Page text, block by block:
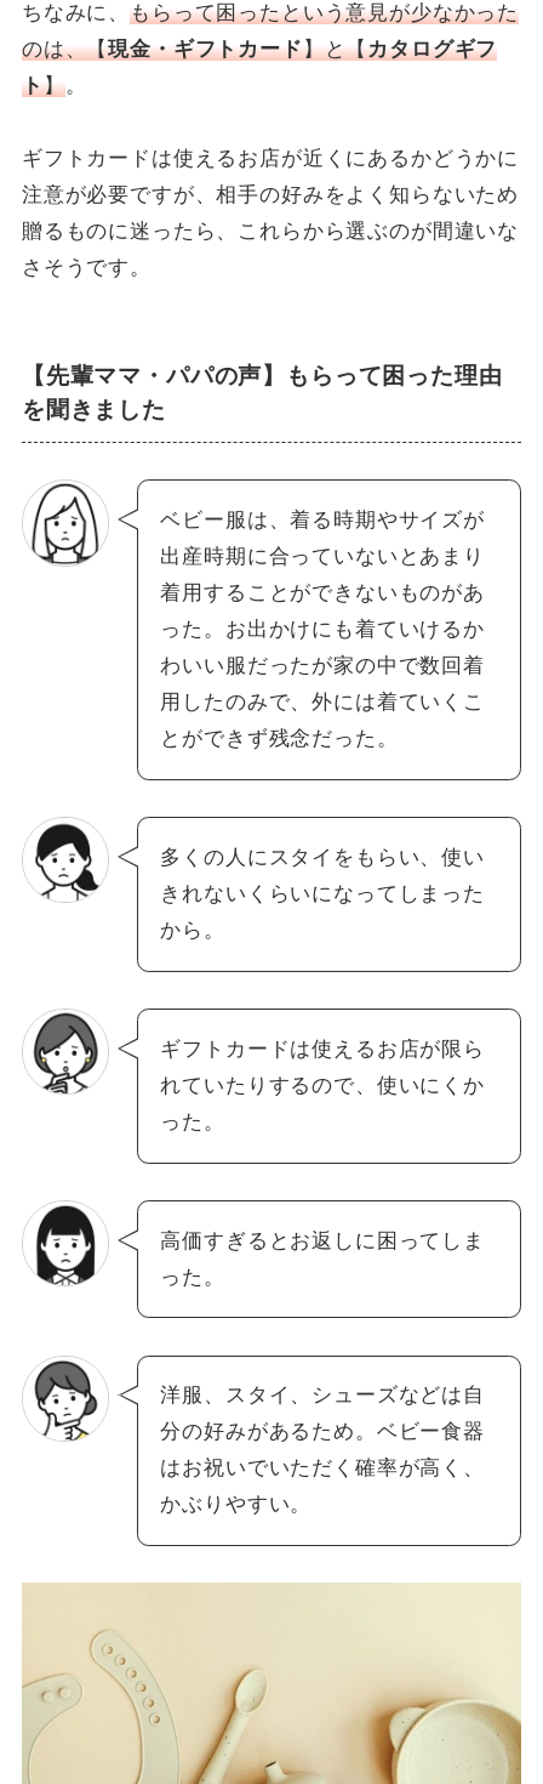
ちなみに、もらって困ったという意見が少なかった
のは、【現金・ギフトカード】と【カタログギフ
ト】。
ギフトカードは使えるお店が近くにあるかどうかに
注意が必要ですが、相手の好みをよく知らないため
贈るものに迷ったら、これらから選ぶのが間違いな
さそうです。
【先輩ママ・パパの声】もらって困った理由
を聞きました
ベビー服は、着る時期やサイズが
出産時期に合っていないとあまり
着用することができないものがあ
った。お出かけにも着ていけるか
わいい服だったが家の中で数回着
用したのみで、外には着ていくこ
とができず残念だった。
多くの人にスタイをもらい、使い
きれないくらいになってしまった
から。
ギフトカードは使えるお店が限ら
れていたりするので、使いにくか
った。
高価すぎるとお返しに困ってしま
った。
洋服、スタイ、シューズなどは自
分の好みがあるため。ベビー食器
はお祝いでいただく確率が高く、
かぶりやすい。